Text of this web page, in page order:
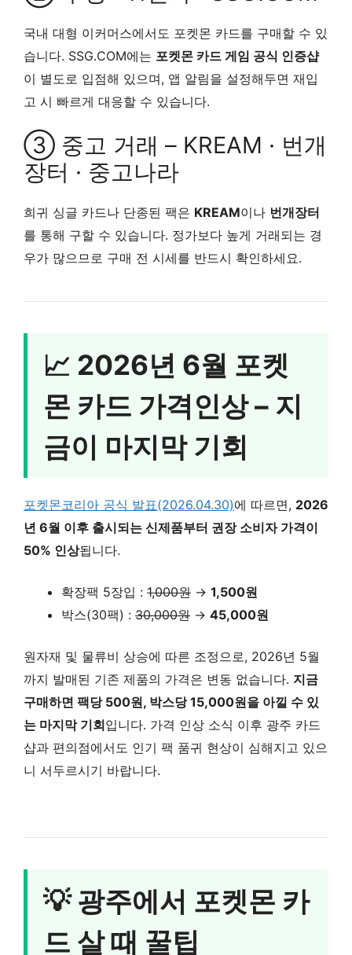
국내 대형 이커머스에서도 포켓몬 카드를 구매할 수 있
습니다. SSG.COM에는 포켓몬 카드 게임 공식 인증샵
이 별도로 입점해 있으며, 앱 알림을 설정해두면 재입
고 시 빠르게 대응할 수 있습니다.
③ 중고 거래 – KREAM · 번개
장터 · 중고나라
희귀 싱글 카드나 단종된 팩은 KREAM이나 번개장터
를 통해 구할 수 있습니다. 정가보다 높게 거래되는 경
우가 많으므로 구매 전 시세를 반드시 확인하세요.
📈 2026년 6월 포켓
몬 카드 가격인상 – 지
금이 마지막 기회
포켓몬코리아 공식 발표(2026.04.30)에 따르면, 2026
년 6월 이후 출시되는 신제품부터 권장 소비자 가격이
50% 인상됩니다.
확장팩 5장입 : 1,000원 → 1,500원
박스(30팩) : 30,000원 → 45,000원
원자재 및 물류비 상승에 따른 조정으로, 2026년 5월
까지 발매된 기존 제품의 가격은 변동 없습니다. 지금
구매하면 팩당 500원, 박스당 15,000원을 아낄 수 있
는 마지막 기회입니다. 가격 인상 소식 이후 광주 카드
샵과 편의점에서도 인기 팩 품귀 현상이 심해지고 있으
니 서두르시기 바랍니다.
💡 광주에서 포켓몬 카
드 살 때 꿀팁